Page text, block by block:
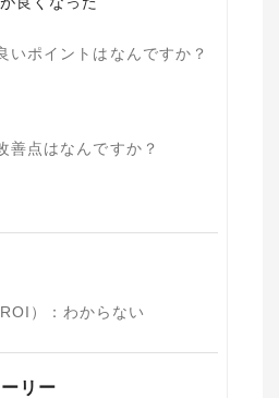
いポイントはなんですか？
善点はなんですか？
） ： わからない
リー